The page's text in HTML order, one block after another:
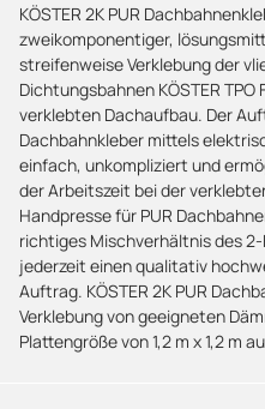
KÖSTER 2K PUR
zweikomponentiger,
streifenweise Verklebung der
Dichtungsbahnen KÖSTER TPO
verklebten Dachaufbau. Der
Dachbahnkleber mittels
einfach, unkompliziert und
der Arbeitszeit bei der
Handpresse für PUR
richtiges Mischverhältnis des
jederzeit einen qualitativ
Auftrag. KÖSTER 2K PUR
Verklebung von geeigneten
Plattengröße von 1,2 m x 1,2 m